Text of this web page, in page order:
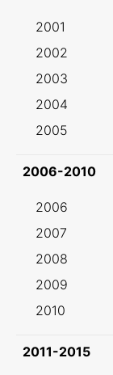
2001
2002
2003
2004
2005
2006-2010
2006
2007
2008
2009
2010
2011-2015